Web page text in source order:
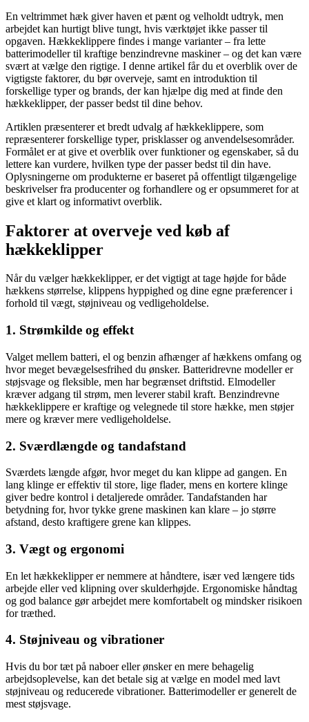
En veltrimmet hæk giver haven et pænt og velholdt udtryk, men
arbejdet kan hurtigt blive tungt, hvis værktøjet ikke passer til
opgaven. Hækkeklippere findes i mange varianter – fra lette
batterimodeller til kraftige benzindrevne maskiner – og det kan være
svært at vælge den rigtige. I denne artikel får du et overblik over de
vigtigste faktorer, du bør overveje, samt en introduktion til
forskellige typer og brands, der kan hjælpe dig med at finde den
hækkeklipper, der passer bedst til dine behov.
Artiklen præsenterer et bredt udvalg af hækkeklippere, som
repræsenterer forskellige typer, prisklasser og anvendelsesområder.
Formålet er at give et overblik over funktioner og egenskaber, så du
lettere kan vurdere, hvilken type der passer bedst til din have.
Oplysningerne om produkterne er baseret på offentligt tilgængelige
beskrivelser fra producenter og forhandlere og er opsummeret for at
give et klart og informativt overblik.
Faktorer at overveje ved køb af
hækkeklipper
Når du vælger hækkeklipper, er det vigtigt at tage højde for både
hækkens størrelse, klippens hyppighed og dine egne præferencer i
forhold til vægt, støjniveau og vedligeholdelse.
1. Strømkilde og effekt
Valget mellem batteri, el og benzin afhænger af hækkens omfang og
hvor meget bevægelsesfrihed du ønsker. Batteridrevne modeller er
støjsvage og fleksible, men har begrænset driftstid. Elmodeller
kræver adgang til strøm, men leverer stabil kraft. Benzindrevne
hækkeklippere er kraftige og velegnede til store hække, men støjer
mere og kræver mere vedligeholdelse.
2. Sværdlængde og tandafstand
Sværdets længde afgør, hvor meget du kan klippe ad gangen. En
lang klinge er effektiv til store, lige flader, mens en kortere klinge
giver bedre kontrol i detaljerede områder. Tandafstanden har
betydning for, hvor tykke grene maskinen kan klare – jo større
afstand, desto kraftigere grene kan klippes.
3. Vægt og ergonomi
En let hækkeklipper er nemmere at håndtere, især ved længere tids
arbejde eller ved klipning over skulderhøjde. Ergonomiske håndtag
og god balance gør arbejdet mere komfortabelt og mindsker risikoen
for træthed.
4. Støjniveau og vibrationer
Hvis du bor tæt på naboer eller ønsker en mere behagelig
arbejdsoplevelse, kan det betale sig at vælge en model med lavt
støjniveau og reducerede vibrationer. Batterimodeller er generelt de
mest støjsvage.